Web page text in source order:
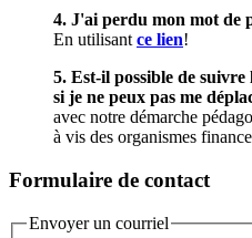
4. J'ai perdu mon mot de
En utilisant ce lien!
5. Est-il possible de
si je ne peux pas me
avec notre démarche
à vis des organismes
Formulaire de contact
Envoyer un courriel